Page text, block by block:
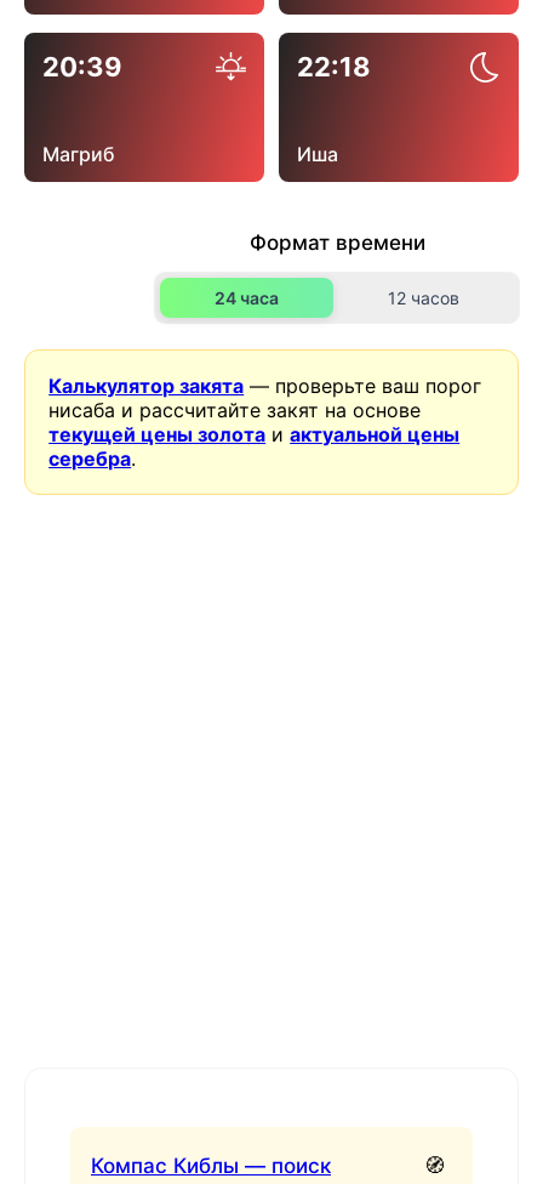
20:39
Магриб
22:18
Иша
Формат времени
24 часа 12 часов
Калькулятор закята — проверьте ваш порог
нисаба и рассчитайте закят на основе
текущей цены золота иактуальной цены
серебра.
Компас Киблы — поиск
🧭